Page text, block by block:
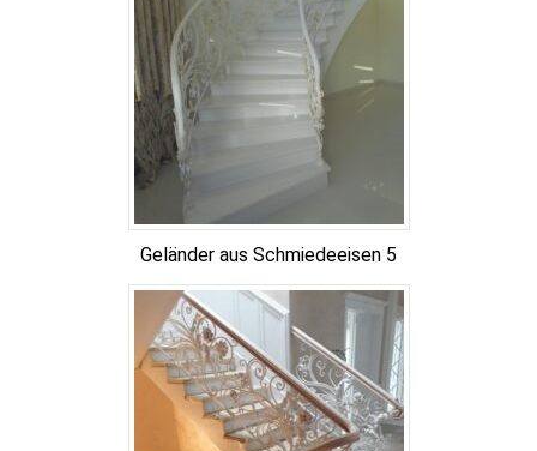
Geländer aus Schmiedeeisen 5